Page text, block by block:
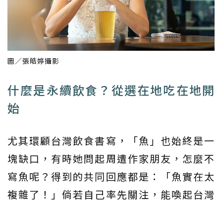
圖／張皓婷攝影
什麼是永續飲食？從選在地吃在地開
始
尤其環顧台灣飲食書寫，「魚」也始終是一
塊缺口，有時她問起周遭作家朋友，怎麼不
寫魚呢？得到的共同回應都是：「魚實在太
複雜了！」倘若自己率先關注，能喚起台灣